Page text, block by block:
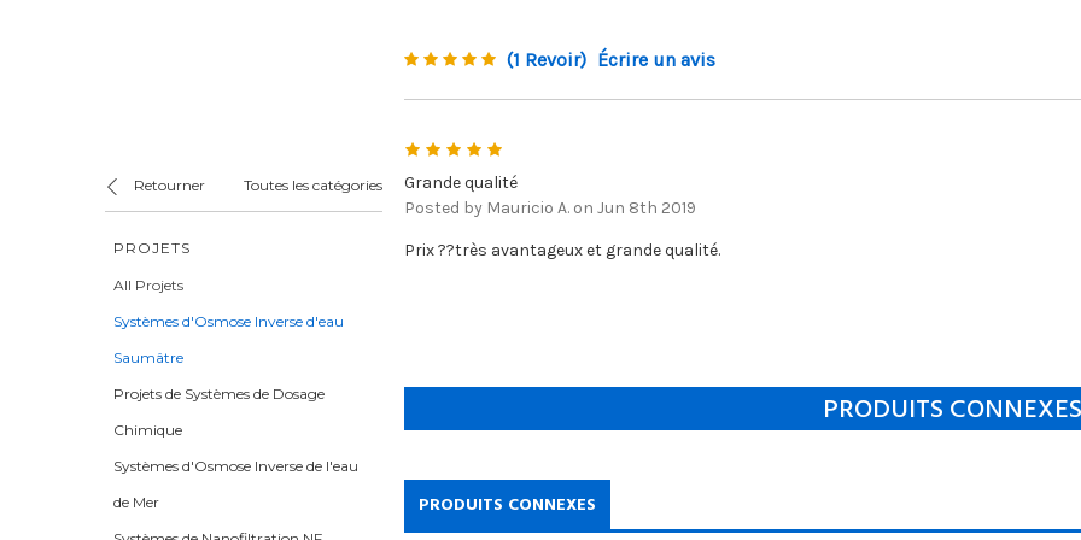
Retourner Toutes les catégories
PROJETS
All Projets
Systèmes d'Osmose Inverse d'eau
Saumâtre
Projets de Systèmes de Dosage
Chimique
Systèmes d'Osmose Inverse de l'eau
de Mer
(1 Revoir) Écrire un avis
Grande qualité
Posted by Mauricio A. on Jun 8th 2019
Prix ??très avantageux et grande qualité.
PRODUITS CONNEXES
PRODUITS CONNEXES